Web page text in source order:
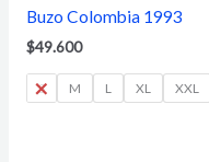
Buzo Colombia 1993
$49.600
S M L XL XXL